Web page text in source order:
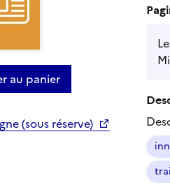
au panier
(sous réserve)